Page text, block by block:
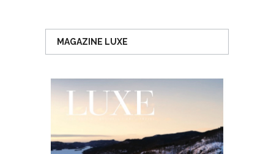
MAGAZINE LUXE